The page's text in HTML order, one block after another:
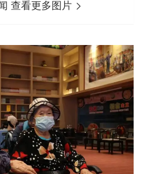
查看更多图片